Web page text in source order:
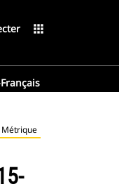
apps
Métrique